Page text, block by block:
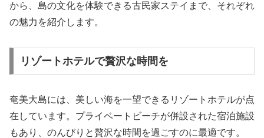
から、島の文化を体験できる古民家ステイまで、それぞれ
の魅力を紹介します。
リゾートホテルで贅沢な時間を
奄美大島には、美しい海を一望できるリゾートホテルが点
在しています。プライベートビーチが併設された宿泊施設
もあり、のんびりと贅沢な時間を過ごすのに最適です。